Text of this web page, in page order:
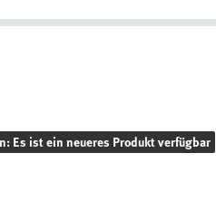
Es ist ein neueres Produkt verfügbar